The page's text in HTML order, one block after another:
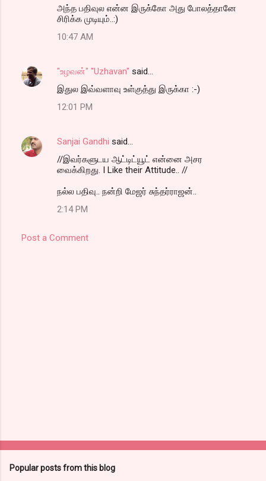
அந்த பதிவுல என்ன இருக்கோ அது போலத்தானே
சிரிக்க முடியும்..:)
10:47 AM
"உழவன்" "Uzhavan" said…
இதுல இவ்வளாவு உள்குத்து இருக்கா :-)
12:01 PM
Sanjai Gandhi said…
//இவர்களுடய ஆட்டிட்யூட் என்னை அசர
வைக்கிறது. I Like their Attitude.. //
நல்ல பதிவு.. நன்றி மேஜர் சுந்தர்ராஜன்..
2:14 PM
Post a Comment
Popular posts from this blog